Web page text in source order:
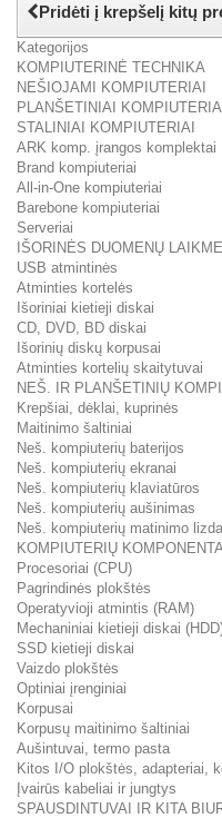
Pridėti į krepšelį kitų
Kategorijos
KOMPIUTERINĖ TECHNIKA
NEŠIOJAMI KOMPIUTERIAI
PLANŠETINIAI KOMPIUTERIAI
STALINIAI KOMPIUTERIAI
ARK komp. įrangos komplektai
Brand kompiuteriai
All-in-One kompiuteriai
Barebone kompiuteriai
Serveriai
IŠORINĖS DUOMENŲ
USB atmintinės
Atminties kortelės
Išoriniai kietieji diskai
CD, DVD, BD diskai
Išorinių diskų korpusai
Atminties kortelių skaitytuvai
NEŠ. IR PLANŠETINIŲ
Krepšiai, dėklai, kuprinės
Maitinimo šaltiniai
Neš. kompiuterių baterijos
Neš. kompiuterių ekranai
Neš. kompiuterių klaviatūros
Neš. kompiuterių aušinimas
Neš. kompiuterių matinimo
KOMPIUTERIŲ KOMPONENTAI
Procesoriai (CPU)
Pagrindinės plokštės
Operatyvioji atmintis (RAM)
Mechaniniai kietieji diskai
SSD kietieji diskai
Vaizdo plokštės
Optiniai įrenginiai
Korpusai
Korpusų maitinimo šaltiniai
Aušintuvai, termo pasta
Kitos I/O plokštės, adapteriai,
Įvairūs kabeliai ir jungtys
SPAUSDINTUVAI IR KITA